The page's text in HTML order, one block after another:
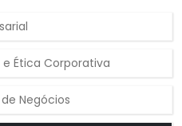
Ética Corporativa
Negócios